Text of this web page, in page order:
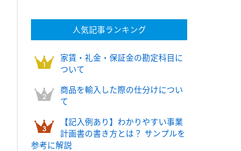
人気記事ランキング
家賃・礼金・保証金の勘定科目に
ついて
商品を輸入した際の仕分けについ
て
【記入例あり】わかりやすい事業
計画書の書き方とは？ サンプルを
参考に解説